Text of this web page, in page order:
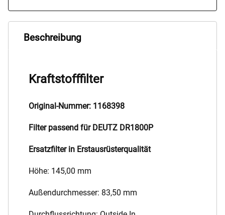
Beschreibung
Kraftstofffilter
Original-Nummer: 1168398
Filter passend für DEUTZ DR1800P
Ersatzfilter in Erstausrüsterqualität
Höhe: 145,00 mm
Außendurchmesser: 83,50 mm